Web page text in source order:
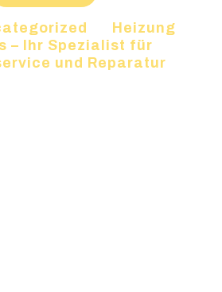
Heizung
– Ihr Spezialist für
und Reparatur